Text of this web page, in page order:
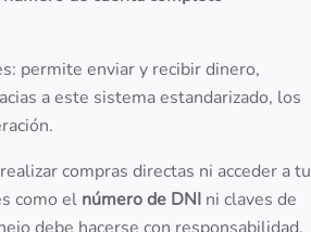
permite enviar y recibir dinero,
a este sistema estandarizado, los
compras directas ni acceder a tu
como el número de DNI ni claves de